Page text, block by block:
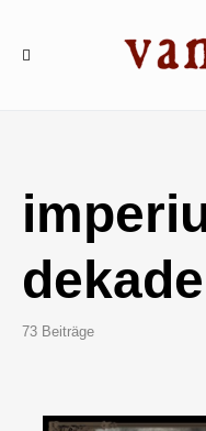
73 Beiträge